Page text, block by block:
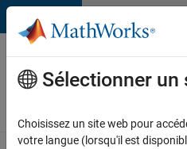
Passer au contenu
Votre
carrière
chez
Sélectionner un
Choisissez un site web pour
votre langue (lorsqu'il est